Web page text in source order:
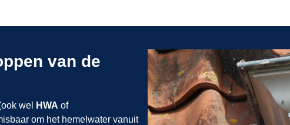
van de
wel HWA of
om het hemelwater vanuit